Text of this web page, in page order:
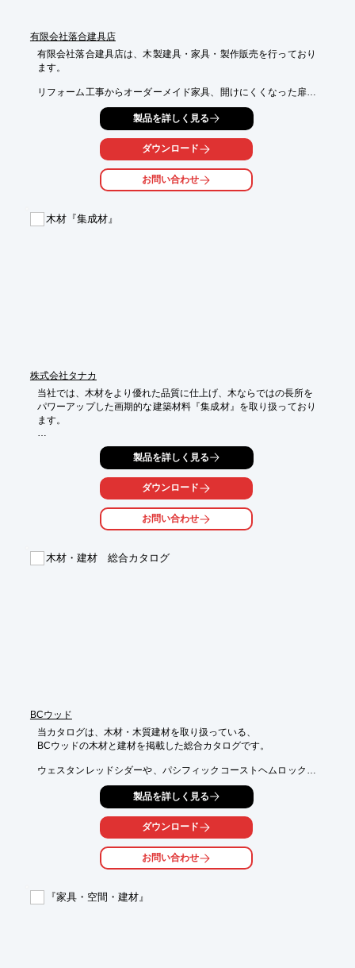
有限会社落合建具店
有限会社落合建具店は、木製建具・家具・製作販売を行っており
ます。
リフォーム工事からオーダーメイド家具、開けにくくなった扉や
建具の調整、障子・ふすまの張替えなどトータルにサポート。
とにかく親切丁寧をモットーに対応させていただきますので、ご
お気軽にお問い合わせください。
【サービス内容】
■オーダーメイド家具
製品を詳しく見る
ダウンロード
お問い合わせ
木材『集成材』
株式会社タナカ
当社では、木材をより優れた品質に仕上げ、木ならではの長所を
パワーアップした画期的な建築材料『集成材』を取り扱っており
ます。
天然乾燥に加え乾燥装置により充分な乾燥を行っているため、
反り、割れを防ぎ、強度アップを実現。
また天然木から作られているため、 見た目にやわらかく、
さらに吸音効果、 調湿効果に優れています。
■強度アップ
製品を詳しく見る
ダウンロード
お問い合わせ
木材・建材 総合カタログ
BCウッド
当カタログは、木材・木質建材を取り扱っている、
BCウッドの木材と建材を掲載した総合カタログです。
ウェスタンレッドシダーや、パシフィックコーストヘムロックな
ランバー材、家具・内装材などの建材まで、幅広く取り揃えてお
ご要望の際はお気軽にお問い合わせください。
・パシフィックコーストヘムロック
製品を詳しく見る
ダウンロード
お問い合わせ
『家具・空間・建材』